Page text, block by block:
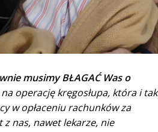
musimy BŁAGAĆ Was o
operację kręgosłupa, która i tak
w opłaceniu rachunków za
nas, nawet lekarze, nie